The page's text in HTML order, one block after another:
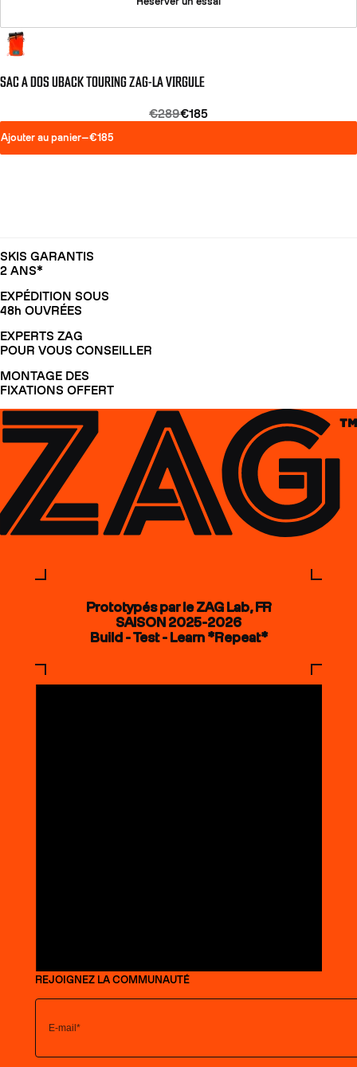
SAC A DOS UBACK TOURING ZAG-LA VIRGULE
€289€185
Ajouter au panier—€185
SKIS GARANTIS
2 ANS*
EXPÉDITION SOUS
48h OUVRÉES
EXPERTS ZAG
POUR VOUS CONSEILLER
MONTAGE DES
FIXATIONS OFFERT
Prototypés par le ZAG Lab, FR
SAISON 2025-2026
Build - Test - Learn *Repeat*
REJOIGNEZ LA COMMUNAUTÉ